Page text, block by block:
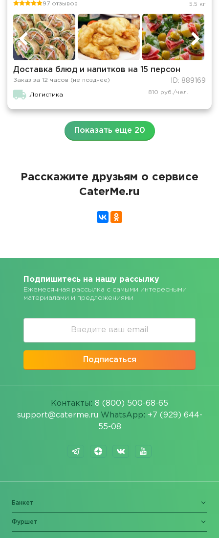
97 отзывов 5.5 кг
Доставка блюд и напитков на 15 персон
Заказ за 12 часов (не позднее) ID: 889169
Логистика 810 руб./чел.
Показать еще 20
Расскажите друзьям о сервисе
CaterMe.ru
Подпишитесь на нашу рассылку
Ежемесячная рассылка с самыми интересными
материалами и предложениями
Подписаться
Контакты: 8 (800) 500-68-65
support@caterme.ru WhatsApp: +7 (929) 644-
55-08
Банкет
Фуршет